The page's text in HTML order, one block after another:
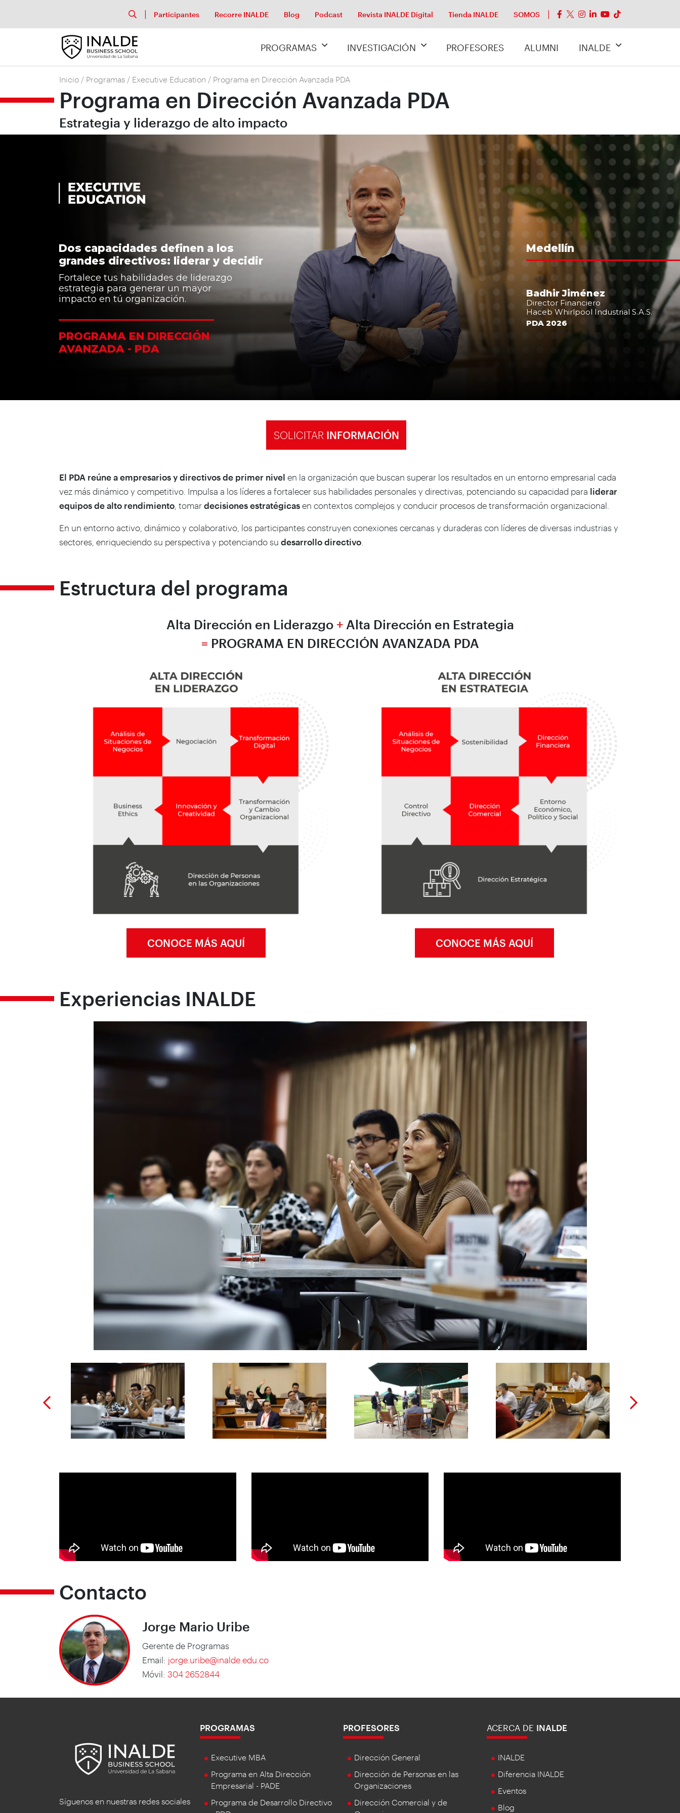
Participantes Recorre INALDE Blog Podcast Revista INALDE Digital Tienda INALDE SOMOS
PROGRAMAS INVESTIGACIÓN PROFESORES ALUMNI INALDE
Inicio / Programas / Executive Education / Programa en Dirección Avanzada PDA
Programa en Dirección Avanzada PDA
Estrategia y liderazgo de alto impacto
Dos capacidades definen a los
grandes directivos: liderar y decidir
PROGRAMA EN DIRECCIÓN
AVANZADA - PDA
Fortalece tus habilidades de liderazgo
estrategia para generar un mayor
impacto en tú organización.
Medellín
Badhir Jiménez
Director Financiero
Haceb Whirlpool Industrial S.A.S.
PDA 2026
SOLICITAR INFORMACIÓN
El PDA reúne a empresarios y directivos de primer nivel en la organización que buscan superar los resultados en un entorno empresarial cada
vez más dinámico y competitivo. Impulsa a los líderes a fortalecer sus habilidades personales y directivas, potenciando su capacidad para liderar
equipos de alto rendimiento , tomar decisiones estratégicas en contextos complejos y conducir procesos de transformación organizacional.
En un entorno activo, dinámico y colaborativo, los participantes construyen conexiones cercanas y duraderas con líderes de diversas industrias y
sectores, enriqueciendo su perspectiva y potenciando su desarrollo directivo
Estructura del programa
Alta Dirección en Liderazgo +Alta Dirección en Estrategia
= PROGRAMA EN DIRECCIÓN AVANZADA PDA
CONOCE MÁS AQUÍ CONOCE MÁS AQUÍ
Experiencias INALDE
Contacto
Jorge Mario Uribe
Gerente de Programas
Email: jorge.uribe@inalde.edu.co
Móvil: 304 2652844
Síguenos en nuestras redes sociales
PROGRAMAS
Executive MBA
Programa en Alta Dirección
Empresarial - PADE
Programa de Desarrollo Directivo
PROFESORES
Dirección General
Dirección de Personas en las
Organizaciones
Dirección Comercial y de
ACERCA DE INALDE
INALDE
Diferencia INALDE
Eventos
Blog